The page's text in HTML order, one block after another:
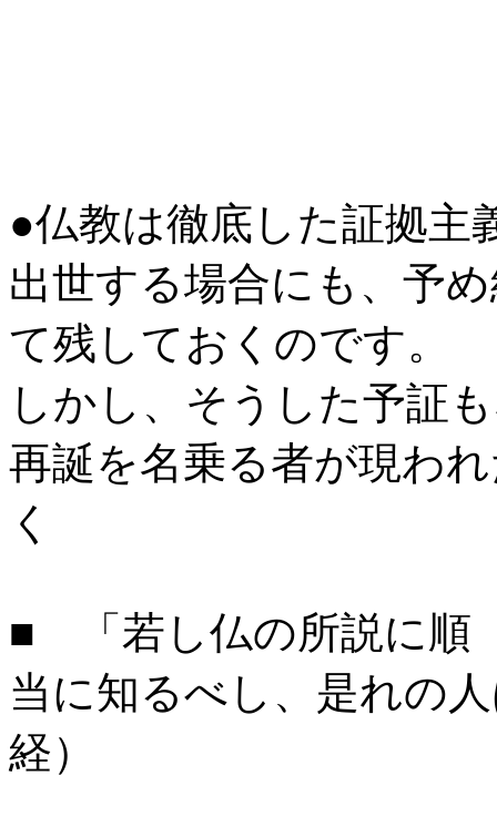
●仏教は徹底した証拠主
出世する場合にも、予
て残しておくのです。
しかし、そうした予証
再誕を名乗る者が現わ
く
■ 「若し仏の所説に順
当に知るべし、是れの
経）